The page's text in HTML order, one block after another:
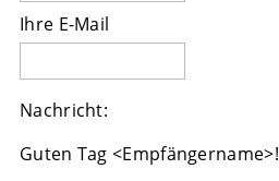
Ihre E-Mail
Nachricht:
Guten Tag <Empfängername>!